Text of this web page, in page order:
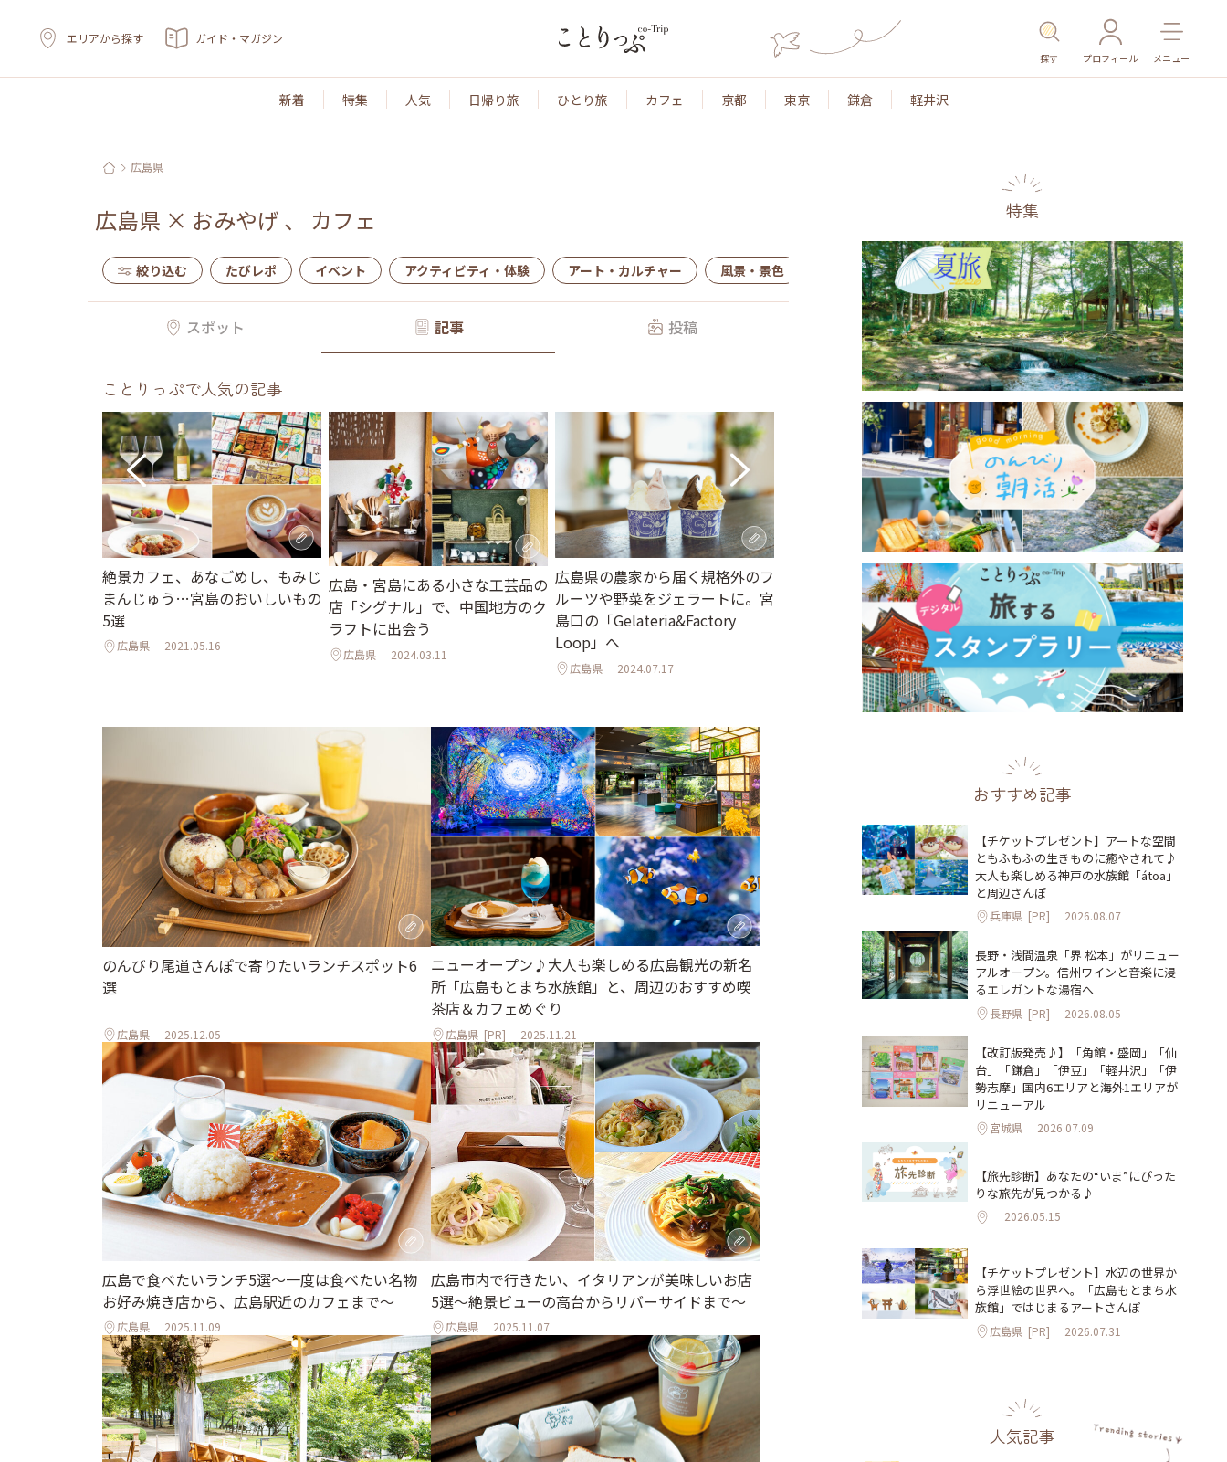
エリアから探す ガイド・マガジン
探す プロフィール メニュー
新着 特集 人気 日帰り旅 ひとり旅 カフェ 京都 東京 鎌倉 軽井沢
広島県
広島県 × おみやげ 、 カフェ
絞り込む たびレポ イベント アクティビティ・体験 アート・カルチャー 風景・景色 名所・旧跡 温泉・スパ その他施設 ごはん
スポット 記事 投稿
ことりっぷで人気の記事
絶景カフェ、あなごめし、もみじ
まんじゅう…宮島のおいしいもの
5選
広島県 2021.05.16
広島・宮島にある小さな工芸品の
店「シグナル」で、中国地方のク
ラフトに出会う
広島県 2024.03.11
広島県の農家から届く規格外のフ
ルーツや野菜をジェラートに。宮
島口の「Gelateria&Factory
Loop」へ
広島県 2024.07.17
広島・宮島でかき氷などのひんや
りスイーツを楽しめるカフェ
「CAFE HAYASHIYA」へ
2024.06.30
のんびり尾道さんぽで寄りたいランチスポット6
選
広島県 2025.12.05
ニューオープン♪大人も楽しめる広島観光の新名
所「広島もとまち水族館」と、周辺のおすすめ喫
茶店＆カフェめぐり
広島県 [PR] 2025.11.21
広島で食べたいランチ5選～一度は食べたい名物
お好み焼き店から、広島駅近のカフェまで～
広島県 2025.11.09
広島市内で行きたい、イタリアンが美味しいお店
5選〜絶景ビューの高台からリバーサイドまで〜
広島県 2025.11.07
特集
おすすめ記事
【チケットプレゼント】アートな空間
ともふもふの生きものに癒やされて♪
大人も楽しめる神戸の水族館「átoa」
と周辺さんぽ
兵庫県 [PR] 2026.08.07
長野・浅間温泉「界 松本」がリニュー
アルオープン。信州ワインと音楽に浸
るエレガントな湯宿へ
長野県 [PR] 2026.08.05
【改訂版発売♪】「角館・盛岡」「仙
台」「鎌倉」「伊豆」「軽井沢」「伊
勢志摩」国内6エリアと海外1エリアが
リニューアル
宮城県 2026.07.09
【旅先診断】あなたの“いま”にぴった
りな旅先が見つかる♪
2026.05.15
【チケットプレゼント】水辺の世界か
ら浮世絵の世界へ。「広島もとまち水
族館」ではじまるアートさんぽ
広島県 [PR] 2026.07.31
人気記事